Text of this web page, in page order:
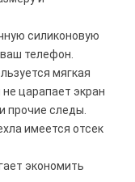
силиконовую
телефон.
мягкая
царапает экран
прочие следы.
имеется отсек
экономить